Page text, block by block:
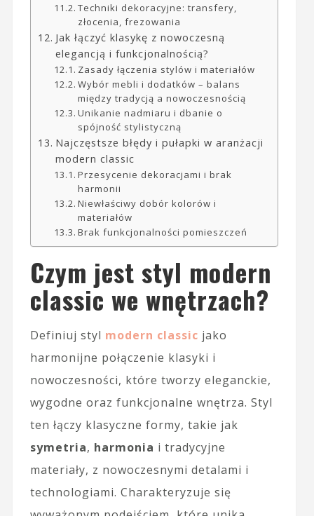
Techniki dekoracyjne: transfery,
złocenia, frezowania
Jak łączyć klasykę z nowoczesną
elegancją i funkcjonalnością?
Zasady łączenia stylów i materiałów
Wybór mebli i dodatków – balans
między tradycją a nowoczesnością
Unikanie nadmiaru i dbanie o
spójność stylistyczną
Najczęstsze błędy i pułapki w aranżacji
modern classic
Przesycenie dekoracjami i brak
harmonii
Niewłaściwy dobór kolorów i
materiałów
Brak funkcjonalności pomieszczeń
Czym jest styl modern
classic we wnętrzach?
Definiuj styl modern classic jako
harmonijne połączenie klasyki i
nowoczesności, które tworzy eleganckie,
wygodne oraz funkcjonalne wnętrza. Styl
ten łączy klasyczne formy, takie jak
symetria, harmonia i tradycyjne
materiały, z nowoczesnymi detalami i
technologiami. Charakteryzuje się